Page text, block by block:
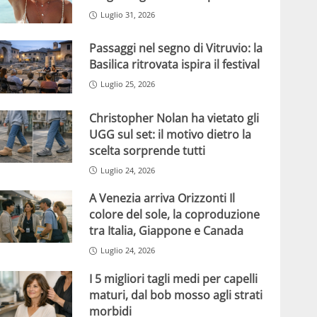
Luglio 31, 2026
Passaggi nel segno di Vitruvio: la
Basilica ritrovata ispira il festival
Luglio 25, 2026
Christopher Nolan ha vietato gli
UGG sul set: il motivo dietro la
scelta sorprende tutti
Luglio 24, 2026
A Venezia arriva Orizzonti Il
colore del sole, la coproduzione
tra Italia, Giappone e Canada
Luglio 24, 2026
I 5 migliori tagli medi per capelli
maturi, dal bob mosso agli strati
morbidi